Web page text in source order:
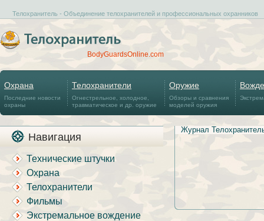
Телохранитель - Объединение телохранителей и профессиональных охранников
BodyGuardsOnline.com
Охрана
Последние новости
охраны
Телохранители
Огнестрельное, холодное,
травматическое и др. оружие
Оружие
Обзоры и сравнения
моделей оружия
Навигация
Технические штучки
Охрана
Телохранители
Фильмы
Экстремальное вождение
Журнал